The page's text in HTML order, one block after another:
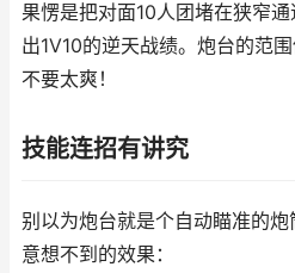
果愣是把对面10人团堵在狭窄
出1V10的逆天战绩。炮台的范
不要太爽！
技能连招有讲究
别以为炮台就是个自动瞄准的
意想不到的效果：